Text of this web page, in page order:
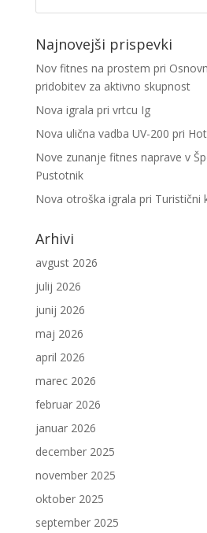
Najnovejši prispevki
Nov fitnes na prostem pri
pridobitev za aktivno skupnost
Nova igrala pri vrtcu Ig
Nova ulična vadba UV-200 pri
Nove zunanje fitnes naprave v
Pustotnik
Nova otroška igrala pri Turistični
Arhivi
avgust 2026
julij 2026
junij 2026
maj 2026
april 2026
marec 2026
februar 2026
januar 2026
december 2025
november 2025
oktober 2025
september 2025